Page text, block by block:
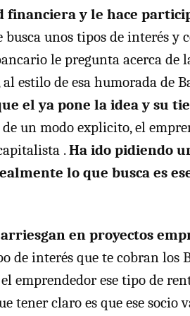
financiera y le hace
busca unos tipos de interés y
le pregunta acerca de
estilo de esa humorada de
el ya pone la idea y su
un modo explicito, el
.Ha ido pidiendo
lo que busca es
en proyectos
de interés que te cobran los
el emprendedor ese tipo de
tener claro es que ese socio